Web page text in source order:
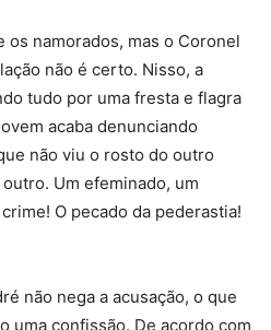
os namorados, mas o Coronel
não é certo. Nisso, a
tudo por uma fresta e flagra
acaba denunciando
não viu o rosto do outro
Um efeminado, um
O pecado da pederastia!
não nega a acusação, o que
uma confissão. De acordo com